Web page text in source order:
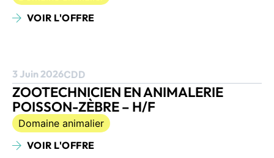
VOIR L'OFFRE
3 Juin 2026CDD
ZOOTECHNICIEN EN ANIMALERIE
POISSON-ZÈBRE – H/F
Domaine animalier
VOIR L'OFFRE